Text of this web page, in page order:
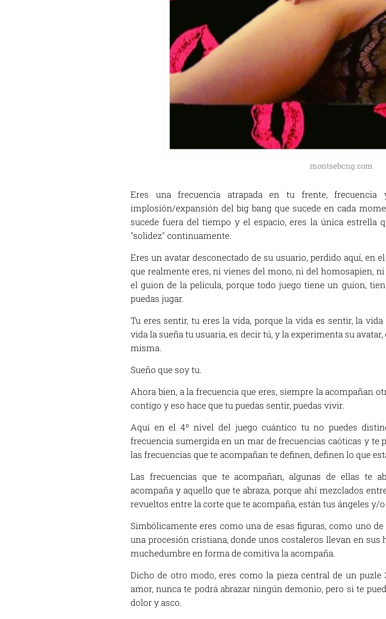
montsebcng.com
Eres una frecuencia atrapada en tu frente,
implosión/expansión del big bang que sucede en cada
sucede fuera del tiempo y el espacio, eres la única estrella
"solidez" continuamente.
Eres un avatar desconectado de su usuario, perdido aquí, en
que realmente eres, ni vienes del mono, ni del homosapien,
el guion de la película, porque todo juego tiene un guion,
puedas jugar.
Tu eres sentir, tu eres la vida, porque la vida es sentir, la
vida la sueña tu usuaria, es decir tú, y la experimenta su
misma.
Sueño que soy tu.
Ahora bien, a la frecuencia que eres, siempre la acompañan
contigo y eso hace que tu puedas sentir, puedas vivir.
Aquí en el 4º nivel del juego cuántico tu no puedes
frecuencia sumergida en un mar de frecuencias caóticas y te
las frecuencias que te acompañan te definen, definen lo que
Las frecuencias que te acompañan, algunas de ellas te
acompaña y aquello que te abraza, porque ahí mezclados
revueltos entre la corte que te acompaña, están tus ángeles y/
Simbólicamente eres como una de esas figuras, como uno
una procesión cristiana, donde unos costaleros llevan en
muchedumbre en forma de comitiva la acompaña.
Dicho de otro modo, eres como la pieza central de un puzle
amor, nunca te podrá abrazar ningún demonio, pero si te
dolor y asco.